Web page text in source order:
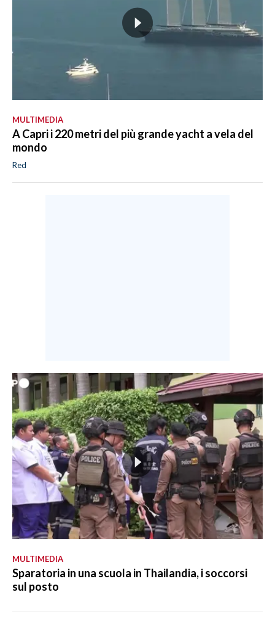
MULTIMEDIA
A Capri i 220 metri del più grande yacht a vela del
mondo
Red
MULTIMEDIA
Sparatoria in una scuola in Thailandia, i soccorsi
sul posto